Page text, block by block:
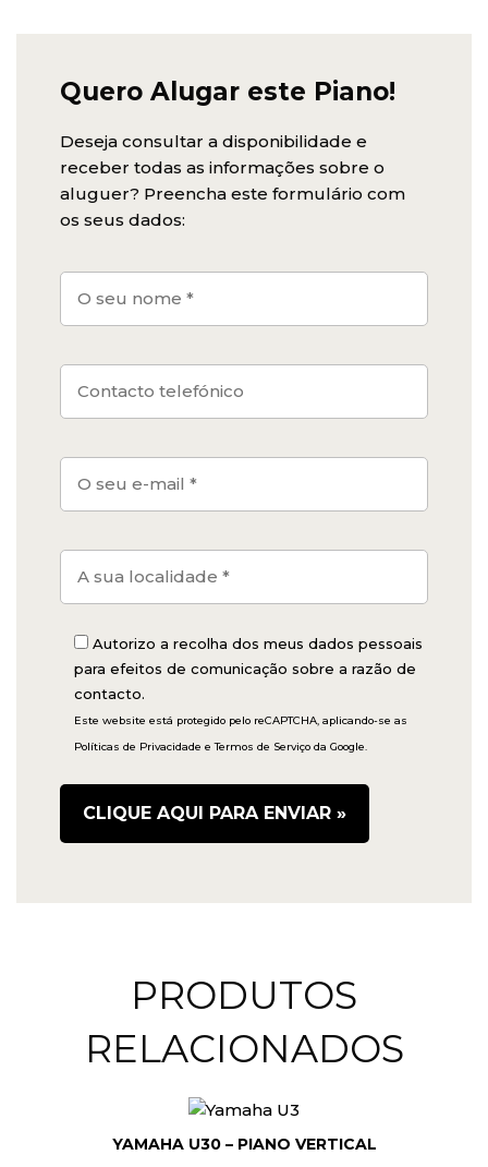
Quero Alugar este Piano!
Deseja consultar a disponibilidade e
receber todas as informações sobre o
aluguer? Preencha este formulário com
os seus dados:
Autorizo a recolha dos meus dados pessoais
para efeitos de comunicação sobre a razão de
contacto.
Este website está protegido pelo reCAPTCHA, aplicando-se as
Políticas de Privacidade eTermos de Serviço da Google.
PRODUTOS
RELACIONADOS
YAMAHA U30 – PIANO VERTICAL